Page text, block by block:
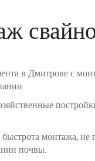
в Дмитрове с
монтажа,
почвы.